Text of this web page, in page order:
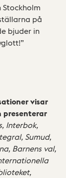
på
bjuder in
visar
presenterar
Interbok,
Sumud,
Barnens val,